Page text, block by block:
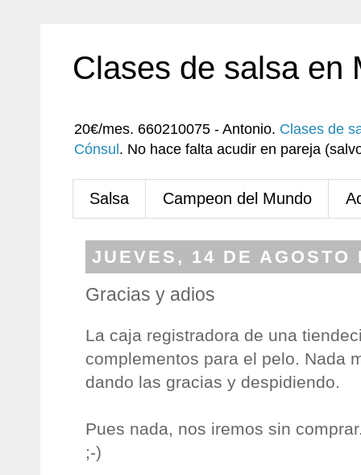
Clases de salsa en
20€/mes. 660210075 - Antonio. Clases de
Cónsul . No hace falta acudir en pareja
Salsa Campeon del Mundo
JUEVES, 14 DE AGOSTO
Gracias y adios
La caja registradora de una
complementos para el pelo. Nada
dando las gracias y despidiendo.
Pues nada, nos iremos sin
;-)